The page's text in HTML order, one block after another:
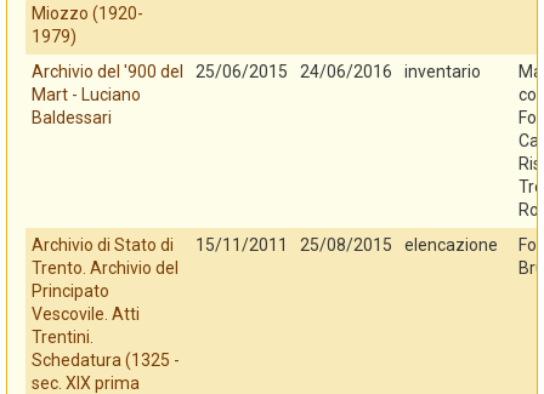
Miozzo (1920-
1979)
Archivio del '900 del
Mart - Luciano
Baldessari
25/06/2015 24/06/2016 inventario
Archivio di Stato di
Trento. Archivio del
Principato
Vescovile. Atti
Trentini.
Schedatura (1325 -
sec. XIX prima
15/11/2011 25/08/2015 elencazione